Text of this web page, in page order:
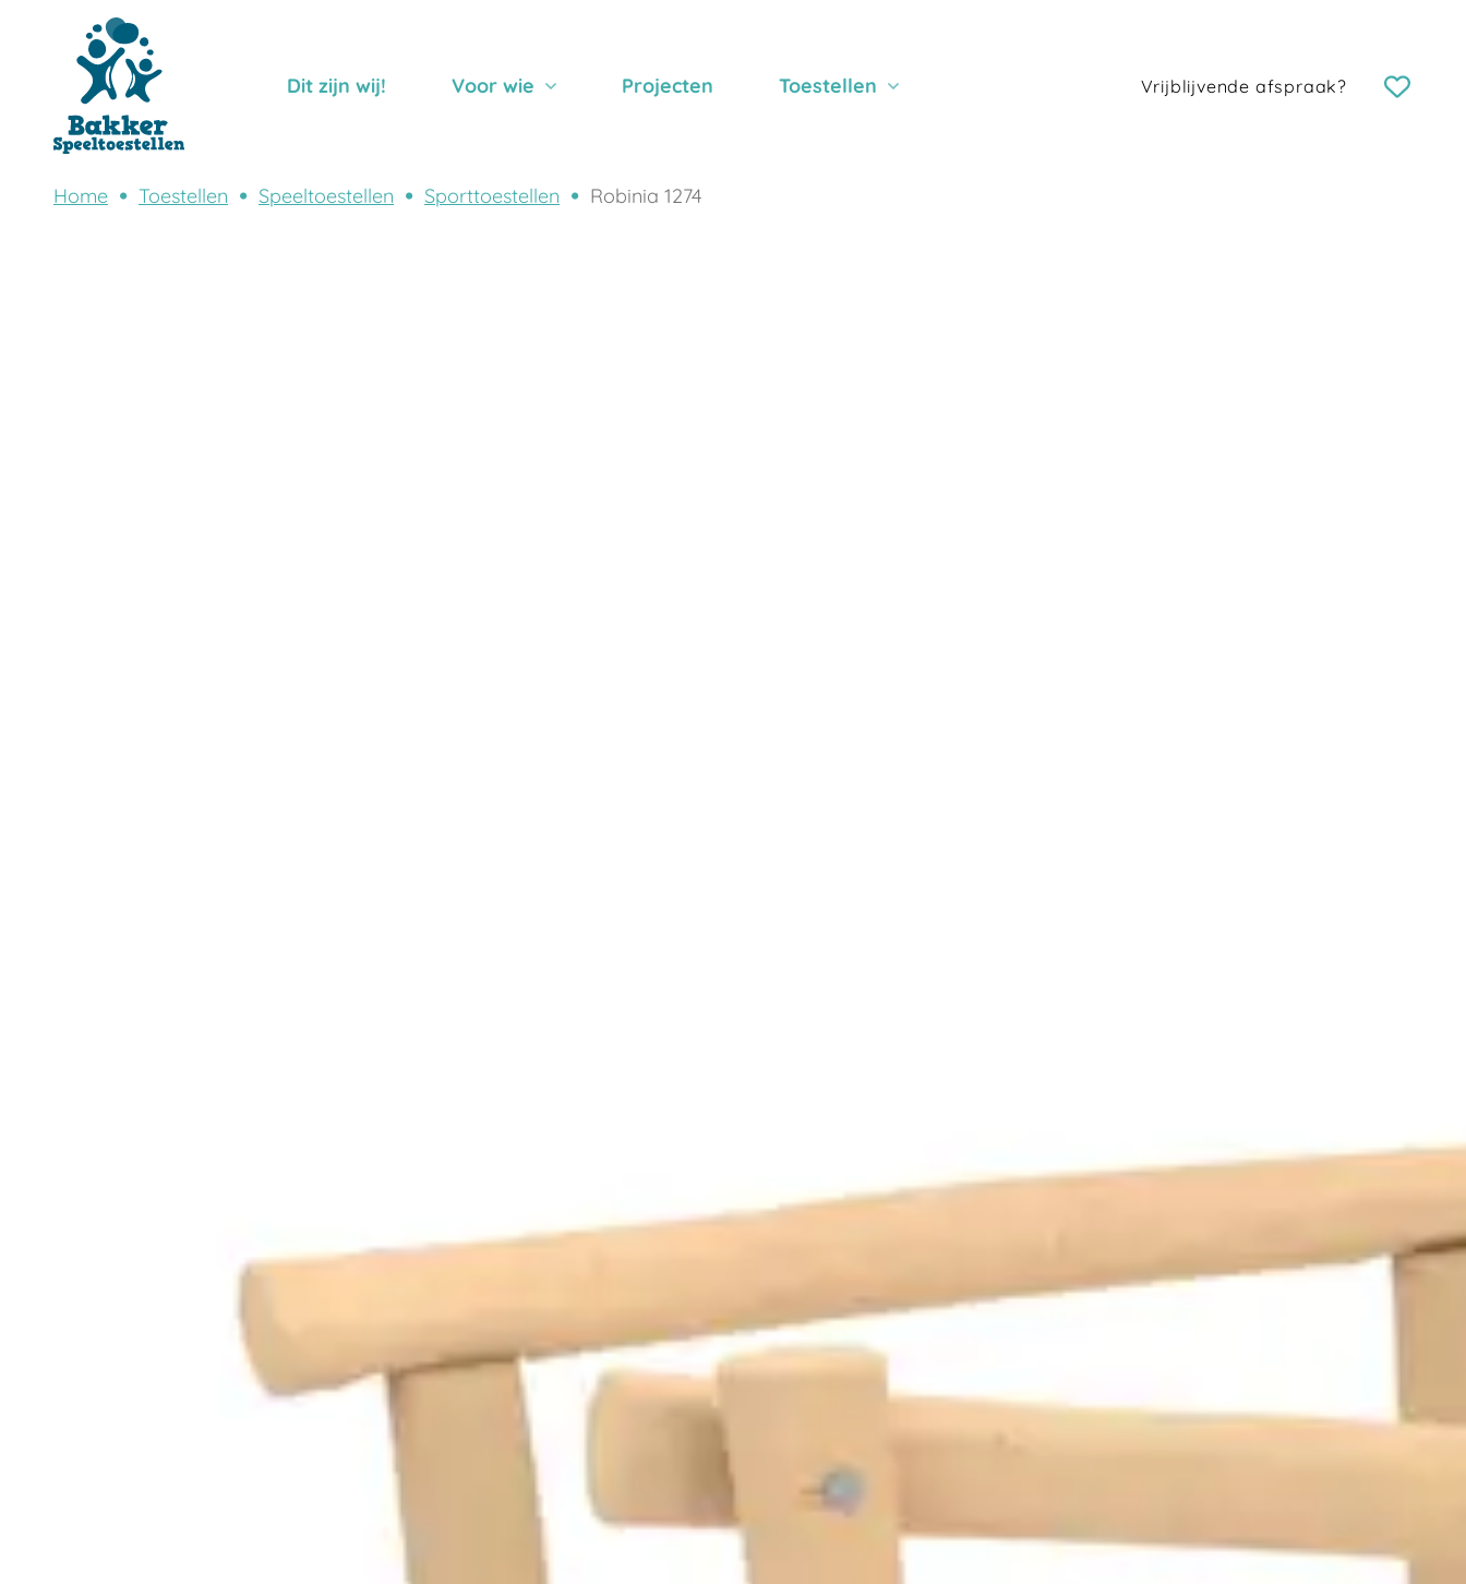
Dit zijn wij! Voor wie Projecten Toestellen Vrijblijvende afspraak?
Home Toestellen Speeltoestellen Sporttoestellen Robinia 1274